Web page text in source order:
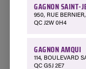
GAGNON SAINT-
950, RUE
QC J2W 0H4
GAGNON AMQUI
114, BOULEVARD
QC G5J 2E7
Choisir ce magasin
Chénéville - 99 Rue